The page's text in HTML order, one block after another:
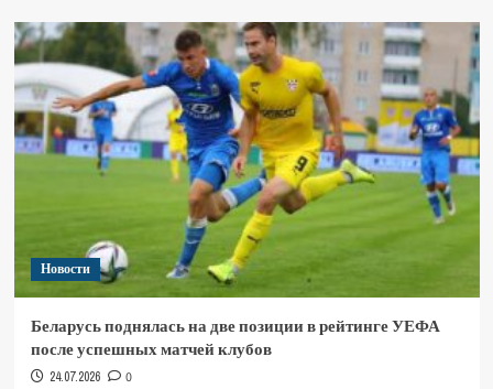
Новости
Беларусь поднялась на две позиции в рейтинге УЕФА
после успешных матчей клубов
24.07.2026 0